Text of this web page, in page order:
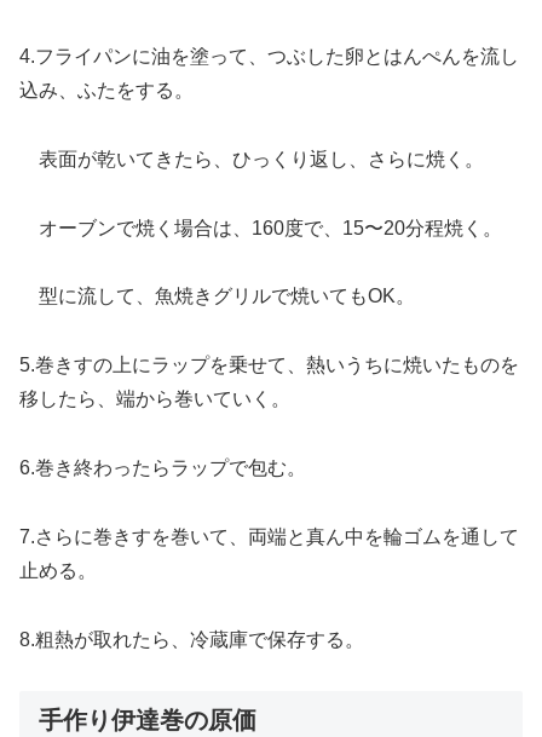
4.フライパンに油を塗って、つぶした卵とはんぺんを流し
込み、ふたをする。
表面が乾いてきたら、ひっくり返し、さらに焼く。
オーブンで焼く場合は、160度で、15〜20分程焼く。
型に流して、魚焼きグリルで焼いてもOK。
5.巻きすの上にラップを乗せて、熱いうちに焼いたものを
移したら、端から巻いていく。
6.巻き終わったらラップで包む。
7.さらに巻きすを巻いて、両端と真ん中を輪ゴムを通して
止める。
8.粗熱が取れたら、冷蔵庫で保存する。
手作り伊達巻の原価